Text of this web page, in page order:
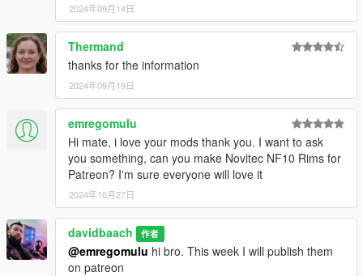
2024年09月14日
Thermand
thanks for the information
2024年09月19日
emregomulu
Hi mate, i love your mods thank you. I want to ask
you something, can you make Novitec NF10 Rims for
Patreon? I'm sure everyone will love it
2024年10月27日
davidbaach 作者
@emregomulu hi bro. This week I will publish them
on patreon